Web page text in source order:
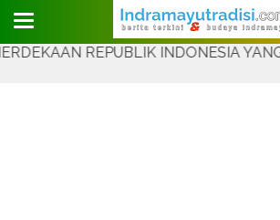
Judul Website
REPUBLIK INDONESIA YANG KE-81